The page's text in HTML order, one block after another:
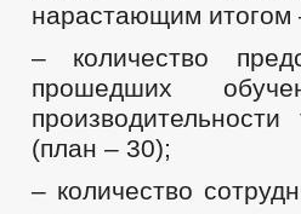
нарастающим итогом
– количество
прошедших
(план – 30);
– количество